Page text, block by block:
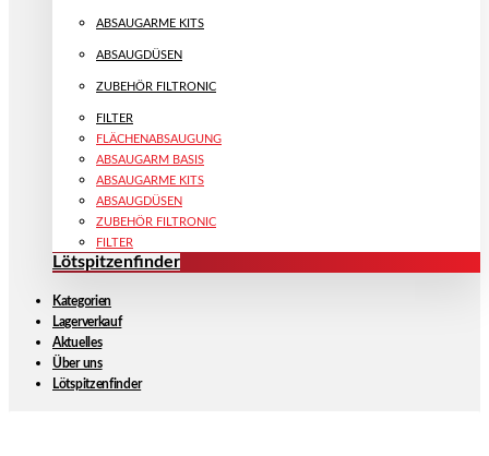
ABSAUGARME KITS
ABSAUGDÜSEN
ZUBEHÖR FILTRONIC
FILTER
FLÄCHENABSAUGUNG
ABSAUGARM BASIS
ABSAUGARME KITS
ABSAUGDÜSEN
ZUBEHÖR FILTRONIC
FILTER
Lötspitzenfinder
Kategorien
Lagerverkauf
Aktuelles
Über uns
Lötspitzenfinder